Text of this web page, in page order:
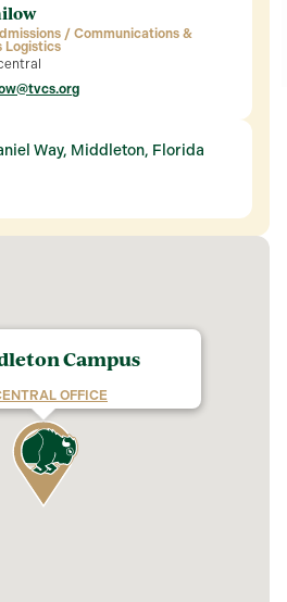
/ Communications &
Logistics
Way, Middleton, Florida
Campus
OFFICE